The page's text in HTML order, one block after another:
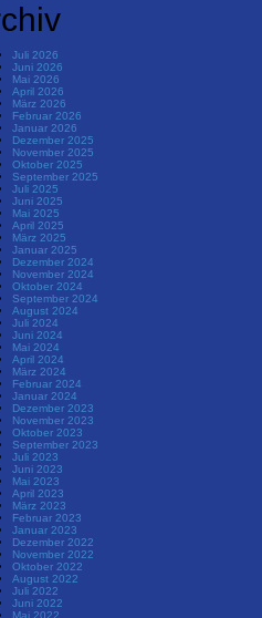
Juli 2026
Juni 2026
Mai 2026
April 2026
März 2026
Februar 2026
Januar 2026
Dezember 2025
November 2025
Oktober 2025
September 2025
Juli 2025
Juni 2025
Mai 2025
April 2025
März 2025
Januar 2025
Dezember 2024
November 2024
Oktober 2024
September 2024
August 2024
Juli 2024
Juni 2024
Mai 2024
April 2024
März 2024
Februar 2024
Januar 2024
Dezember 2023
November 2023
Oktober 2023
September 2023
Juli 2023
Juni 2023
Mai 2023
April 2023
März 2023
Februar 2023
Januar 2023
Dezember 2022
November 2022
Oktober 2022
August 2022
Juli 2022
Juni 2022
Mai 2022